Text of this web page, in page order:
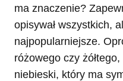
ma znaczenie?
opisywał wszystkich,
najpopularniejsze.
różowego czy
niebieski, który ma